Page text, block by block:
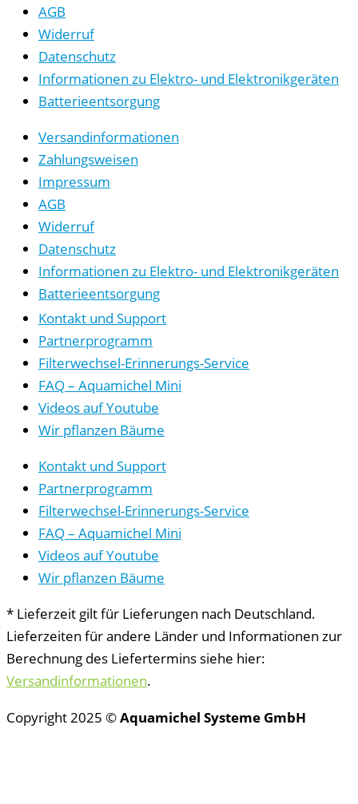
AGB
Widerruf
Datenschutz
Informationen zu Elektro- und Elektronikgeräten
Batterieentsorgung
Versandinformationen
Zahlungsweisen
Impressum
AGB
Widerruf
Datenschutz
Informationen zu Elektro- und Elektronikgeräten
Batterieentsorgung
Kontakt und Support
Partnerprogramm
Filterwechsel-Erinnerungs-Service
FAQ – Aquamichel Mini
Videos auf Youtube
Wir pflanzen Bäume
Kontakt und Support
Partnerprogramm
Filterwechsel-Erinnerungs-Service
FAQ – Aquamichel Mini
Videos auf Youtube
Wir pflanzen Bäume
* Lieferzeit gilt für Lieferungen nach Deutschland.
Lieferzeiten für andere Länder und Informationen zur
Berechnung des Liefertermins siehe hier:
Versandinformationen.
Copyright 2025 ©Aquamichel Systeme GmbH